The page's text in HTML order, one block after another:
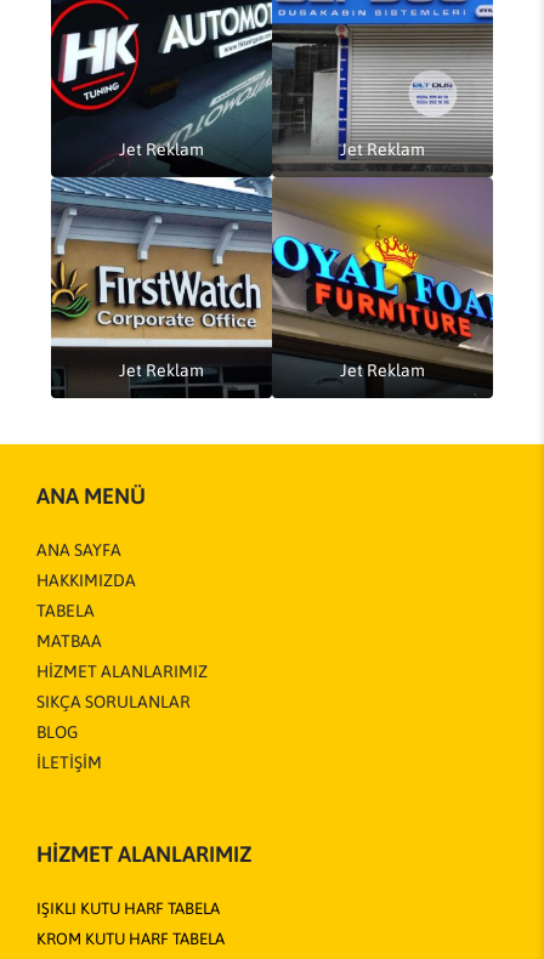
Jet Reklam Jet Reklam
Jet Reklam Jet Reklam
ANA MENÜ
ANA SAYFA
HAKKIMIZDA
TABELA
MATBAA
HİZMET ALANLARIMIZ
SIKÇA SORULANLAR
BLOG
İLETİŞİM
HİZMET ALANLARIMIZ
IŞIKLI KUTU HARF TABELA
KROM KUTU HARF TABELA